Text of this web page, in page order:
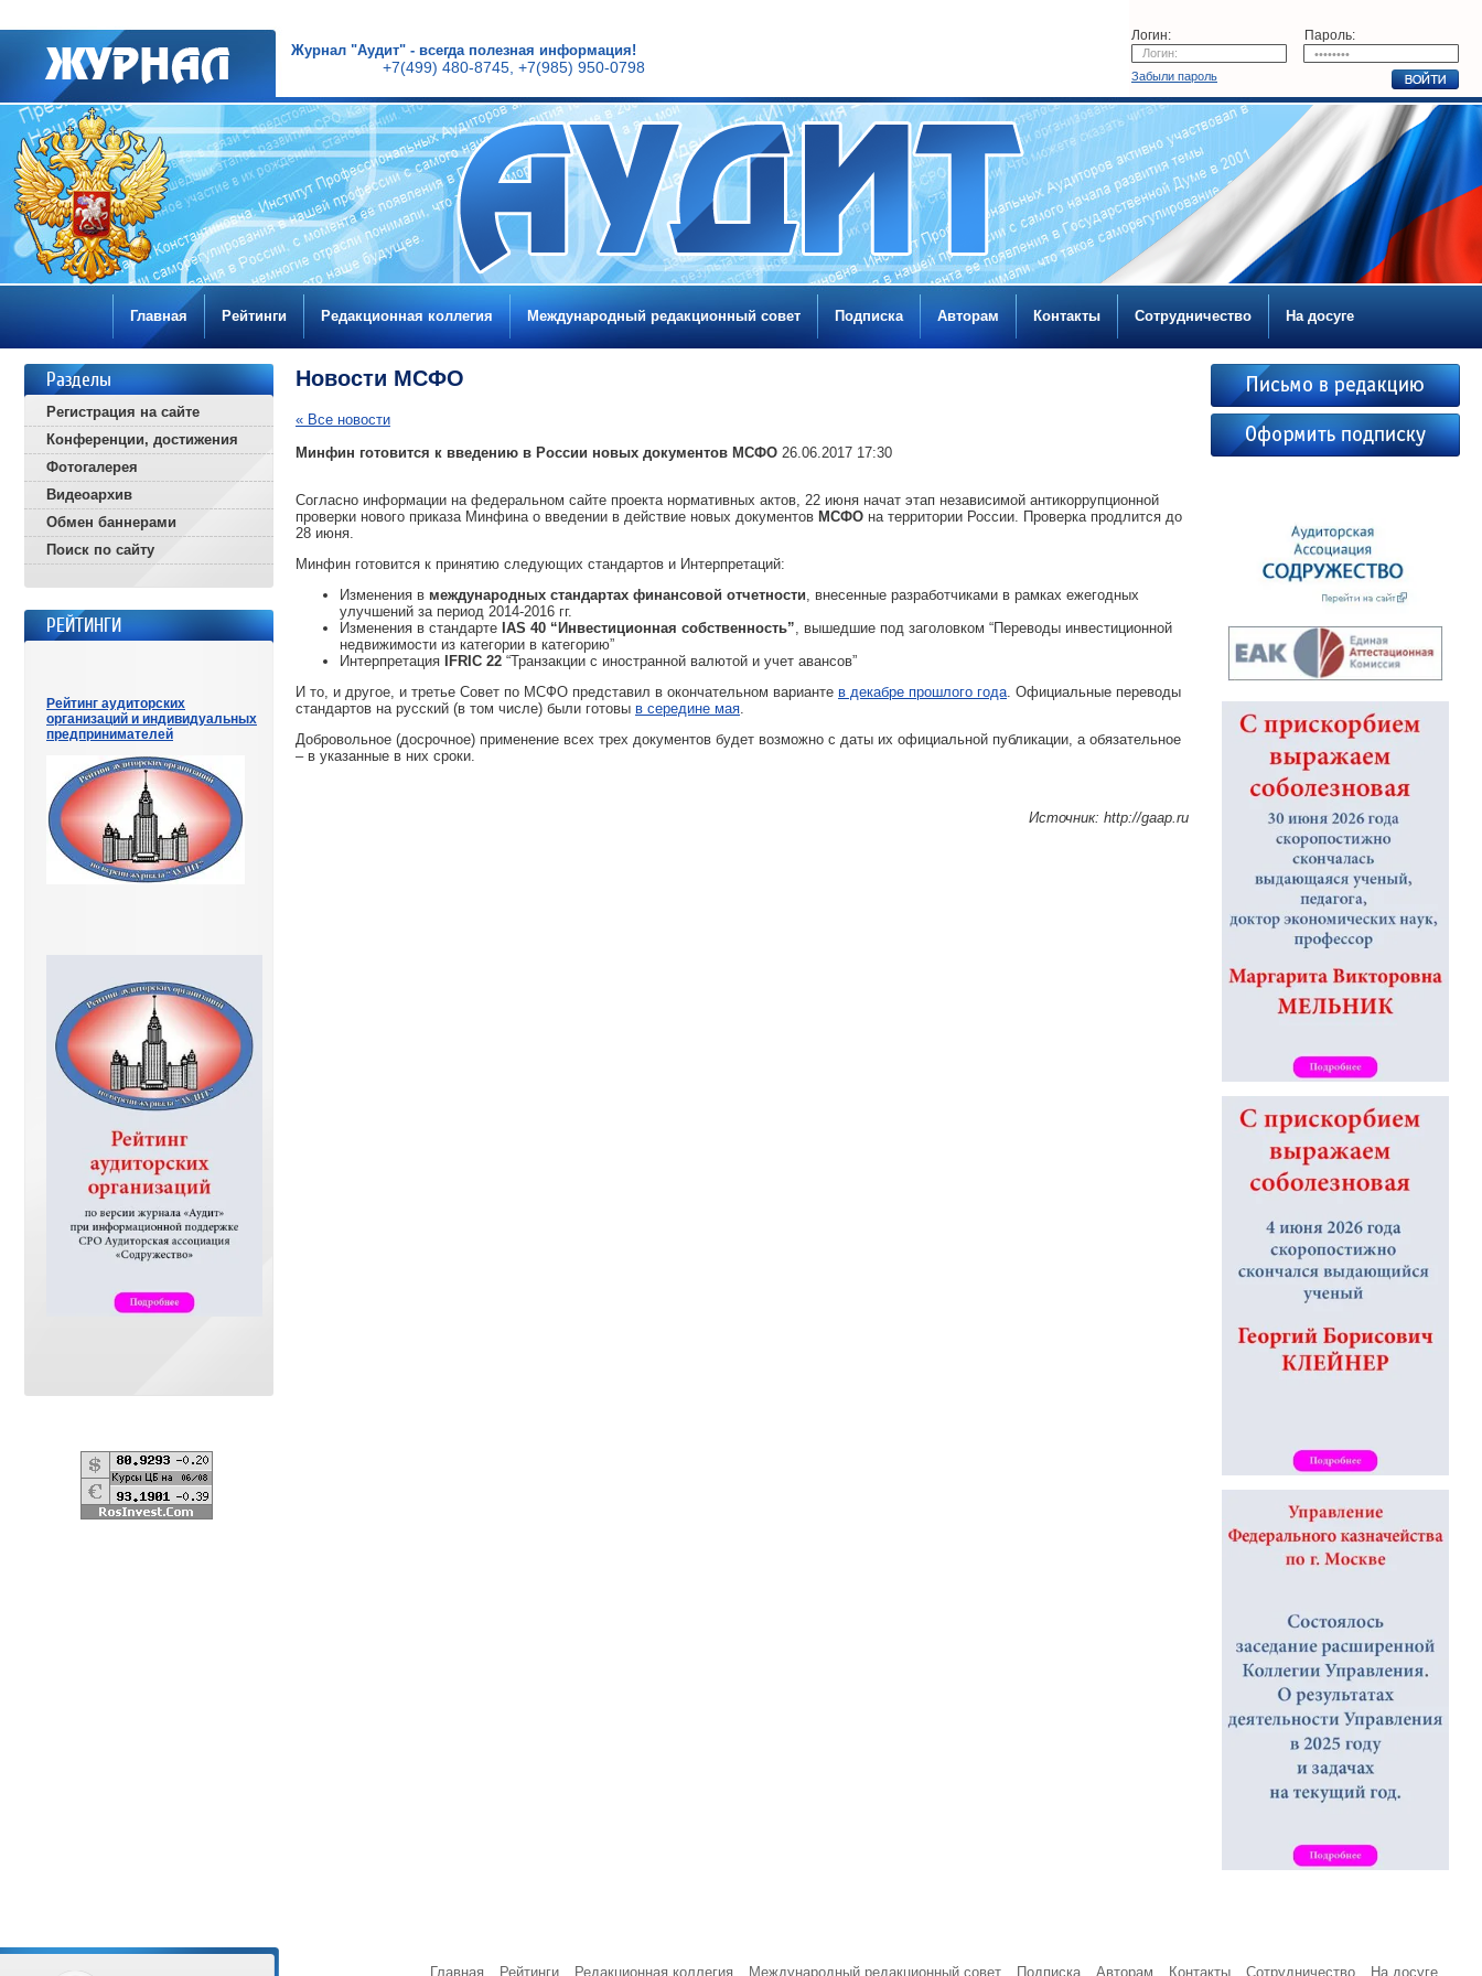
Журнал "Аудит" - всегда полезная информация!
+7(499) 480-8745, +7(985) 950-0798
Главная Рейтинги Редакционная коллегия Международный редакционный совет Подписка Авторам Контакты Сотрудничество На досуге
Логин: Пароль:
Забыли пароль
Разделы
Регистрация на сайте
Конференции, достижения
Фотогалерея
Видеоархив
Обмен баннерами
Поиск по сайту
РЕЙТИНГИ
Рейтинг аудиторских
организаций и индивидуальных
предпринимателей
Новости МСФО
« Все новости
Минфин готовится к введению в России новых документов МСФО 26.06.2017 17:30
Согласно информации на федеральном сайте проекта нормативных актов, 22 июня начат этап независимой антикоррупционной
проверки нового приказа Минфина о введении в действие новых документов МСФО на территории России. Проверка продлится до
28 июня.
Минфин готовится к принятию следующих стандартов и Интерпретаций:
Изменения в международных стандартах финансовой отчетности, внесенные разработчиками в рамках ежегодных
улучшений за период 2014-2016 гг.
Изменения в стандарте IAS 40 “Инвестиционная собственность”, вышедшие под заголовком “Переводы инвестиционной
недвижимости из категории в категорию”
Интерпретация
IFRIC 22 “Транзакции с иностранной валютой и учет авансов”
И то, и другое, и третье Совет по МСФО представил в окончательном варианте в декабре прошлого года. Официальные переводы
стандартов на русский (в том числе) были готовы в середине мая.
Добровольное (досрочное) применение всех трех документов будет возможно с даты их официальной публикации, а обязательное
– в указанные в них сроки.
Источник: http://gaap.ru
Главная Рейтинги Редакционная коллегия Международный редакционный совет Подписка Авторам Контакты Сотрудничество На досуге